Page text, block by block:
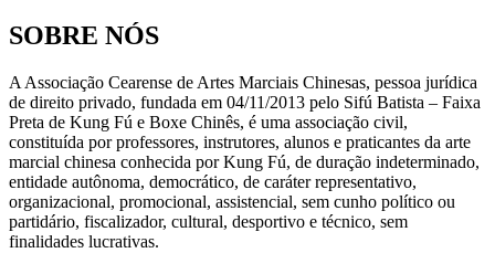
SOBRE NÓS
A Associação Cearense de Artes Marciais Chinesas, pessoa jurídica
de direito privado, fundada em 04/11/2013 pelo Sifú Batista – Faixa
Preta de Kung Fú e Boxe Chinês, é uma associação civil,
constituída por professores, instrutores, alunos e praticantes da arte
marcial chinesa conhecida por Kung Fú, de duração indeterminado,
entidade autônoma, democrático, de caráter representativo,
organizacional, promocional, assistencial, sem cunho político ou
partidário, fiscalizador, cultural, desportivo e técnico, sem
finalidades lucrativas.